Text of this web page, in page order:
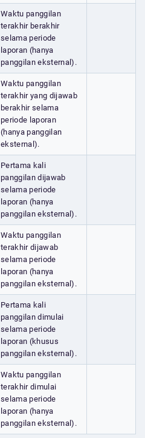
Waktu panggilan
terakhir berakhir
selama periode
laporan (hanya
panggilan eksternal).
Waktu panggilan
terakhir yang dijawab
berakhir selama
periode laporan
(hanya panggilan
eksternal).
Pertama kali
panggilan dijawab
selama periode
laporan (hanya
panggilan eksternal).
Waktu panggilan
terakhir dijawab
selama periode
laporan (hanya
panggilan eksternal).
Pertama kali
panggilan dimulai
selama periode
laporan (khusus
panggilan eksternal).
Waktu panggilan
terakhir dimulai
selama periode
laporan (hanya
panggilan eksternal).